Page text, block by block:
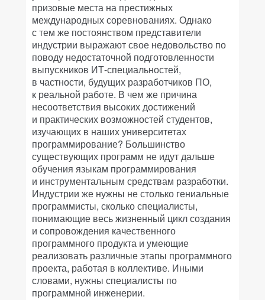
призовые места на престижных
международных соревнованиях. Однако
с тем же постоянством представители
индустрии выражают свое недовольство по
поводу недостаточной подготовленности
выпускников ИТ-специальностей,
в частности, будущих разработчиков ПО,
к реальной работе. В чем же причина
несоответствия высоких достижений
и практических возможностей студентов,
изучающих в наших университетах
программирование? Большинство
существующих программ не идут дальше
обучения языкам программирования
и инструментальным средствам разработки.
Индустрии же нужны не столько гениальные
программисты, сколько специалисты,
понимающие весь жизненный цикл создания
и сопровождения качественного
программного продукта и умеющие
реализовать различные этапы программного
проекта, работая в коллективе. Иными
словами, нужны специалисты по
программной инженерии.